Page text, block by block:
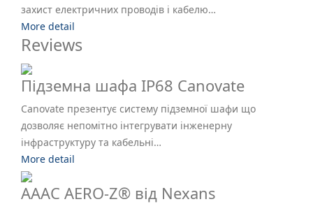
захист електричних проводів і кабелю…
More detail
Reviews
Підземна шафа IP68 Canovate
Canovate презентує систему підземної шафи що
дозволяє непомітно інтегрувати інженерну
інфраструктуру та кабельні…
More detail
AAAC AERO-Z® від Nexans